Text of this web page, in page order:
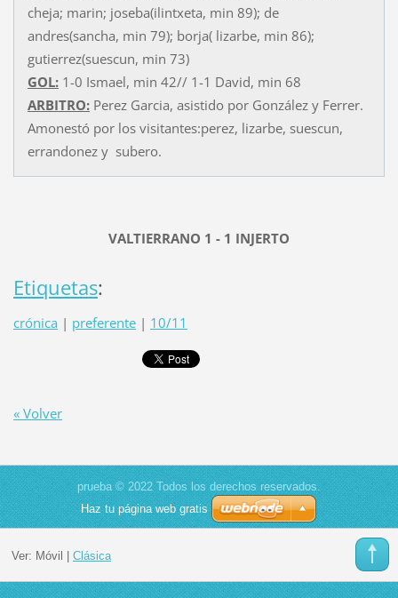
cheja; marin; joseba(ilintxeta, min 89); de
andres(sancha, min 79); borja( lizarbe, min 86);
gutierrez(suescun, min 73)
GOL:1-0 Ismael, min 42// 1-1 David, min 68
ARBITRO:Perez Garcia, asistido por González y Ferrer.
Amonestó por los visitantes:perez, lizarbe, suescun,
errandonez y subero.
VALTIERRANO 1 - 1 INJERTO
Etiquetas:
crónica | preferente | 10/11
« Volver
prueba © 2022 Todos los derechos reservados.
Haz tu página web gratis
Ver: Móvil | Clásica